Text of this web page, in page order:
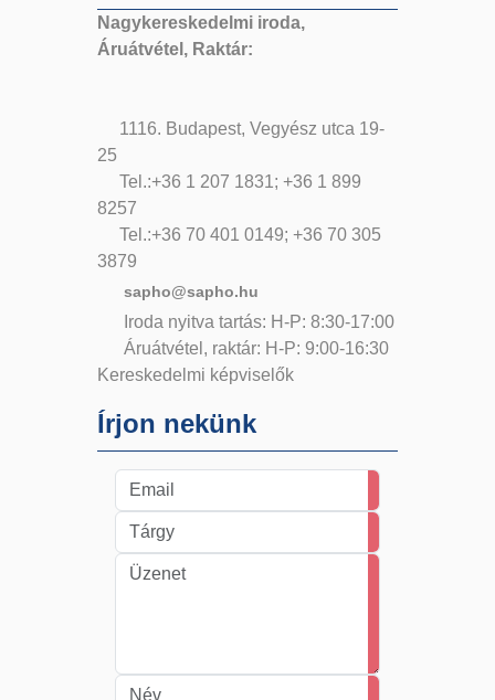
Nagykereskedelmi iroda,
Áruátvétel, Raktár:
1116. Budapest, Vegyész utca 19-
25
Tel.:+36 1 207 1831; +36 1 899
8257
Tel.:+36 70 401 0149; +36 70 305
3879
sapho@sapho.hu
Iroda nyitva tartás: H-P: 8:30-17:00
Áruátvétel, raktár: H-P: 9:00-16:30
Kereskedelmi képviselők
Írjon nekünk